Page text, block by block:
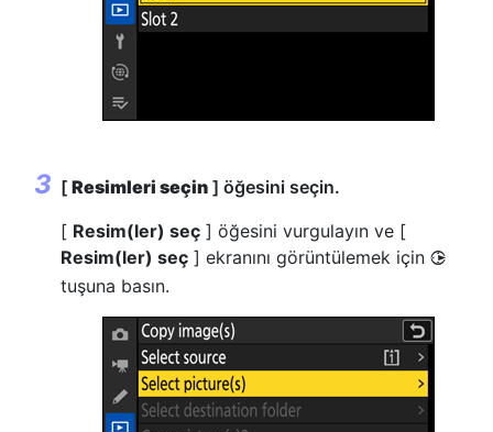
[ Resimleri seçin ] öğesini seçin.
[ Resim(ler) seç ] öğesini vurgulayın ve [
Resim(ler) seç ] ekranını görüntülemek için 2
tuşuna basın.